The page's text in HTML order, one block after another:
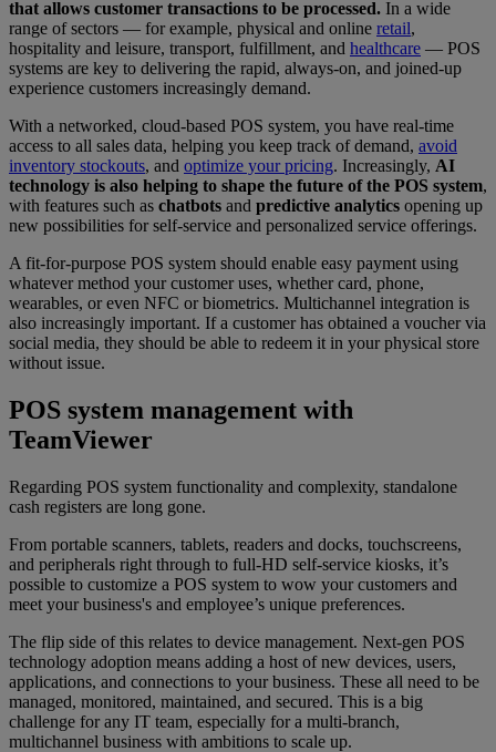
that allows customer transactions to be processed. In a wide
range of sectors — for example, physical and online retail,
hospitality and leisure, transport, fulfillment, and healthcare — POS
systems are key to delivering the rapid, always-on, and joined-up
experience customers increasingly demand.
With a networked, cloud-based POS system, you have real-time
access to all sales data, helping you keep track of demand, avoid
inventory stockouts, and optimize your pricing. Increasingly, AI
technology is also helping to shape the future of the POS system,
with features such as chatbots and predictive analytics opening up
new possibilities for self-service and personalized service offerings.
A fit-for-purpose POS system should enable easy payment using
whatever method your customer uses, whether card, phone,
wearables, or even NFC or biometrics. Multichannel integration is
also increasingly important. If a customer has obtained a voucher via
social media, they should be able to redeem it in your physical store
without issue.
POS system management with
TeamViewer
Regarding POS system functionality and complexity, standalone
cash registers are long gone.
From portable scanners, tablets, readers and docks, touchscreens,
and peripherals right through to full-HD self-service kiosks, it’s
possible to customize a POS system to wow your customers and
meet your business's and employee’s unique preferences.
The flip side of this relates to device management. Next-gen POS
technology adoption means adding a host of new devices, users,
applications, and connections to your business. These all need to be
managed, monitored, maintained, and secured. This is a big
challenge for any IT team, especially for a multi-branch,
multichannel business with ambitions to scale up.